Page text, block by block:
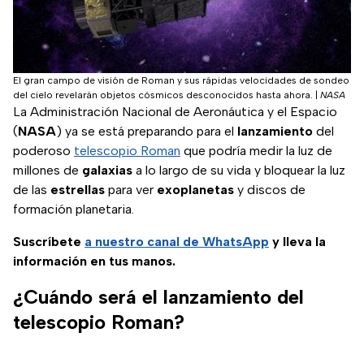
El gran campo de visión de Roman y sus rápidas velocidades de sondeo
del cielo revelarán objetos cósmicos desconocidos hasta ahora.
NASA
La Administración Nacional de Aeronáutica y el Espacio
(NASA) ya se está preparando para el lanzamiento del
poderoso telescopio Roman que podría medir la luz de
millones de galaxias a lo largo de su vida y bloquear la luz
de las estrellas para ver exoplanetas y discos de
formación planetaria.
Suscríbete a nuestro canal de WhatsApp y lleva la
información en tus manos.
¿Cuándo será el lanzamiento del
telescopio Roman?